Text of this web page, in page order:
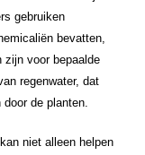
gebruiken
bevatten,
zijn voor bepaalde
regenwater, dat
de planten.
niet alleen helpen